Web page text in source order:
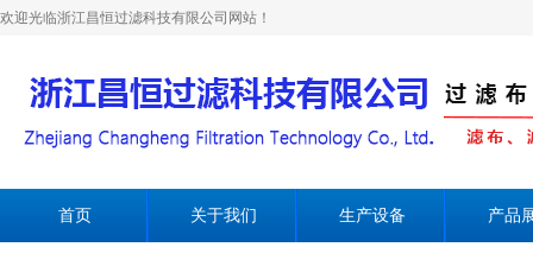
欢迎光临浙江昌恒过滤科技有限公司网站！
首页 关于我们 生产设备 产品